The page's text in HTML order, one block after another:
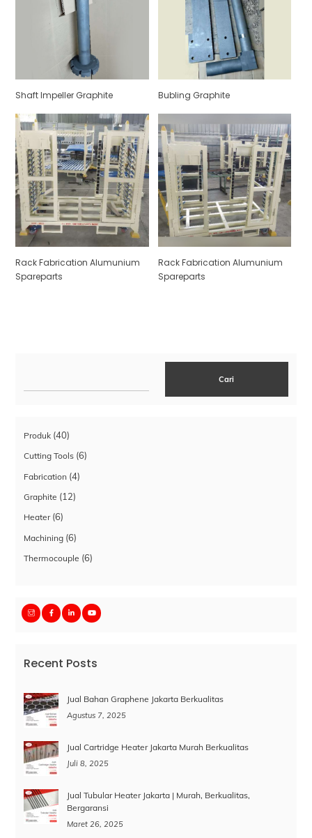
Shaft Impeller Graphite Bubling Graphite
Rack Fabrication Alumunium
Spareparts
Rack Fabrication Alumunium
Spareparts
Cari
Produk 4040
Cutting Tools 66
Fabrication 44
Graphite 1212
Heater 66
Machining 66
Thermocouple 66
Recent Posts
Jual Bahan Graphene Jakarta Berkualitas
Agustus 7, 2025
Jual Cartridge Heater Jakarta Murah Berkualitas
Juli 8, 2025
Jual Tubular Heater Jakarta | Murah, Berkualitas,
Bergaransi
Maret 26, 2025